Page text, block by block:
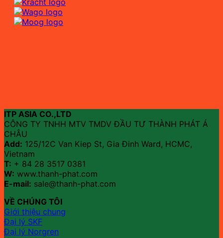
ITP ASIA CO.,LTD
CÔNG TY TNHH MTV TMDV ĐẦU TƯ THÀNH PHÁT Á
CHÂU
Add: 125/12C Van Kiep St, Gia Đinh Ward, HCMC,
Vietnam
T: + 84 28 3517 0381
W: www.thanh-phat.com
E-mail: sale@thanh-phat.com
VỀ CHÚNG TÔI
Giới thiệu chung
Đại lý SKF
Đại lý Norgren